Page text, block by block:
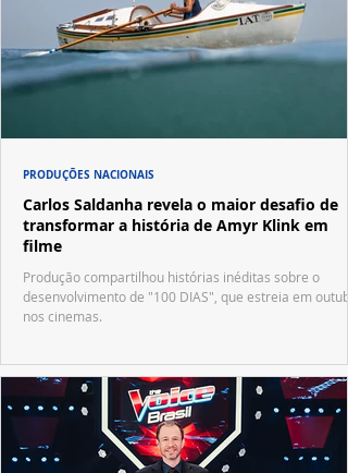
Carlos Saldanha revela o maior desafio de
transformar a história de Amyr Klink em
filme
Produção compartilhou histórias inéditas sobre o
desenvolvimento de "100 DIAS", que estreia em
nos cinemas.
PRODUÇÕES NACIONAIS